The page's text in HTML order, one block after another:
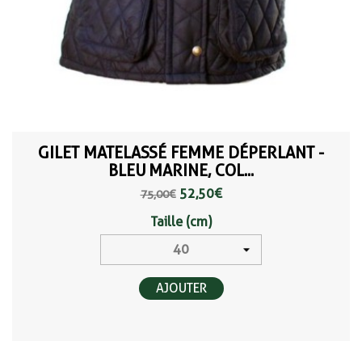
GILET MATELASSÉ FEMME DÉPERLANT -
BLEU MARINE, COL...
75,00 € 52,50 €
Taille (cm)
AJOUTER